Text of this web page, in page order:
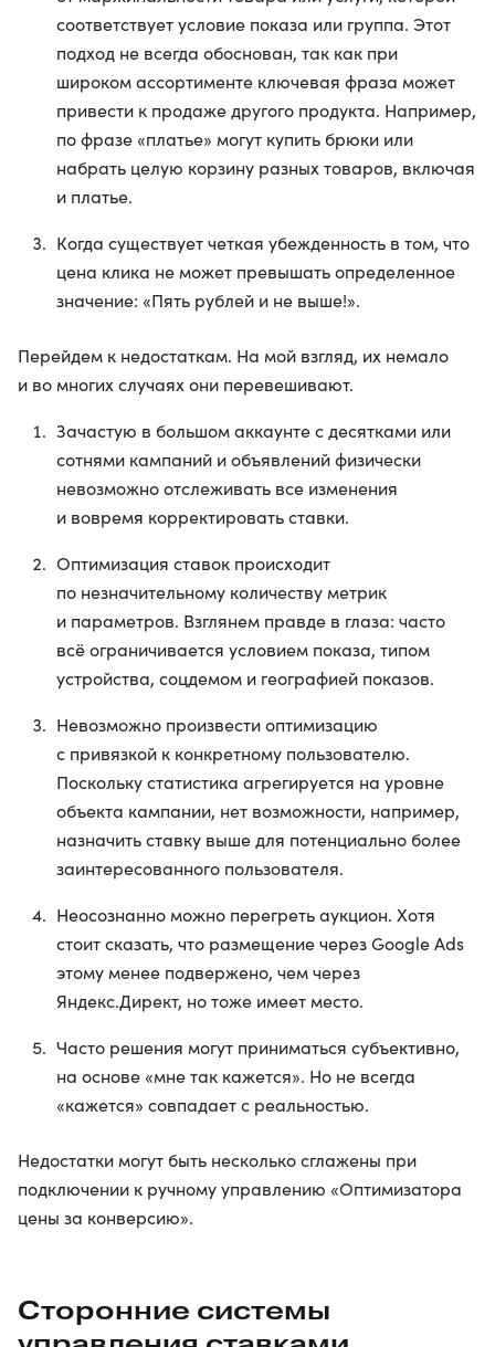
соответствует условие показа или группа. Этот
подход не всегда обоснован, так как при
широком ассортименте ключевая фраза может
привести к продаже другого продукта. Например,
по фразе «платье» могут купить брюки или
набрать целую корзину разных товаров, включая
и платье.
Когда существует четкая убежденность в том, что
цена клика не может превышать определенное
значение: «Пять рублей и не выше!».
Перейдем к недостаткам. На мой взгляд, их немало
и во многих случаях они перевешивают.
Зачастую в большом аккаунте с десятками или
сотнями кампаний и объявлений физически
невозможно отслеживать все изменения
и вовремя корректировать ставки.
Оптимизация ставок происходит
по незначительному количеству метрик
и параметров. Взглянем правде в глаза: часто
всё ограничивается условием показа, типом
устройства, соцдемом и географией показов.
Невозможно произвести оптимизацию
с привязкой к конкретному пользователю.
Поскольку статистика агрегируется на уровне
объекта кампании, нет возможности, например,
назначить ставку выше для потенциально более
заинтересованного пользователя.
Неосознанно можно перегреть аукцион. Хотя
стоит сказать, что размещение через Google Ads
этому менее подвержено, чем через
Яндекс.Директ, но тоже имеет место.
Часто решения могут приниматься субъективно,
на основе «мне так кажется». Но не всегда
«кажется» совпадает с реальностью.
Недостатки могут быть несколько сглажены при
подключении к ручному управлению «Оптимизатора
цены за конверсию».
Сторонние системы